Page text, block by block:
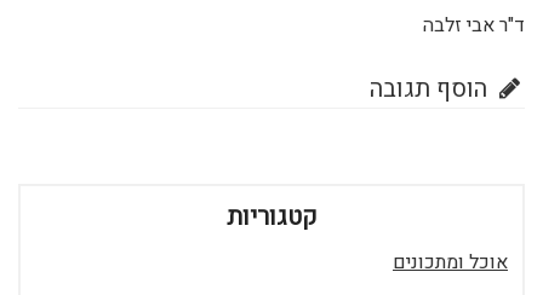
ד"ר אבי זלבה
הוסף תגובה
קטגוריות
אוכל ומתכונים